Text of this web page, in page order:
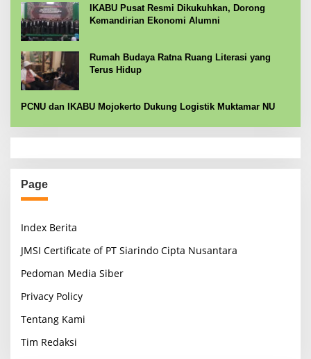
IKABU Pusat Resmi Dikukuhkan, Dorong
Kemandirian Ekonomi Alumni
Rumah Budaya Ratna Ruang Literasi yang
Terus Hidup
PCNU dan IKABU Mojokerto Dukung Logistik Muktamar NU
Page
Index Berita
JMSI Certificate of PT Siarindo Cipta Nusantara
Pedoman Media Siber
Privacy Policy
Tentang Kami
Tim Redaksi